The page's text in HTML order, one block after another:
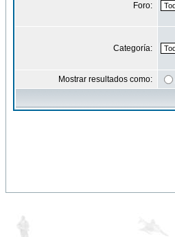
Foro:
Categoría:
Mostrar resultados como: